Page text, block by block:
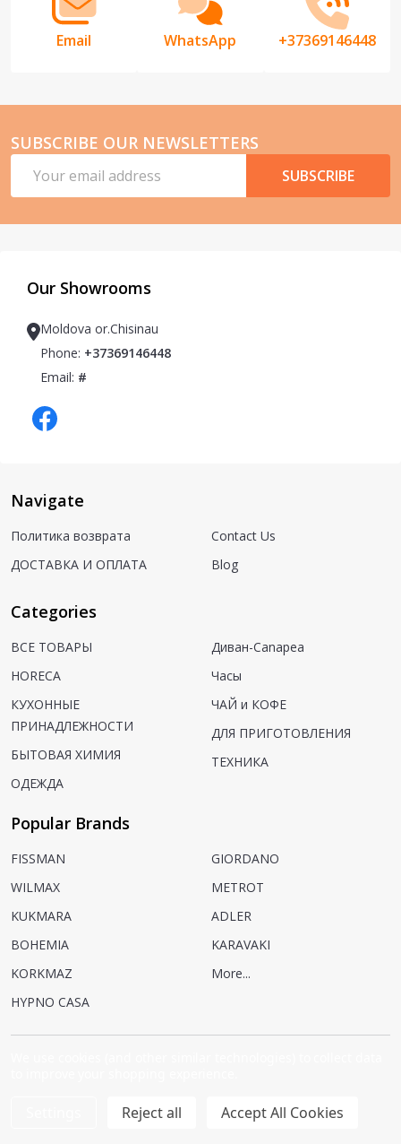
Email WhatsApp +37369146448
SUBSCRIBE OUR NEWSLETTERS
Address
SUBSCRIBE
Our Showrooms
Moldova or.Chisinau
Phone: +37369146448
Email: #
Navigate
Политика возврата
ДОСТАВКА И ОПЛАТА
Contact Us
Blog
Categories
ВСЕ ТОВАРЫ
HORECA
КУХОННЫЕ
ПРИНАДЛЕЖНОСТИ
БЫТОВАЯ ХИМИЯ
ОДЕЖДА
Диван-Canapea
Часы
ЧАЙ и КОФЕ
ДЛЯ ПРИГОТОВЛЕНИЯ
ТЕХНИКА
Popular Brands
FISSMAN
WILMAX
KUKMARA
BOHEMIA
KORKMAZ
HYPNO CASA
GIORDANO
METROT
ADLER
KARAVAKI
More...
Reject all Accept All Cookies